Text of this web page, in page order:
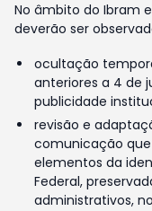
No âmbito do Ibram
deverão ser
ocultação
anteriores a 4 de
publicidade
revisão e
comunicação
elementos da
Federal,
administrativos,